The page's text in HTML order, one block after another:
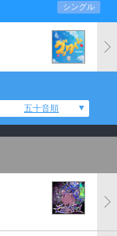
シングル
五十音順